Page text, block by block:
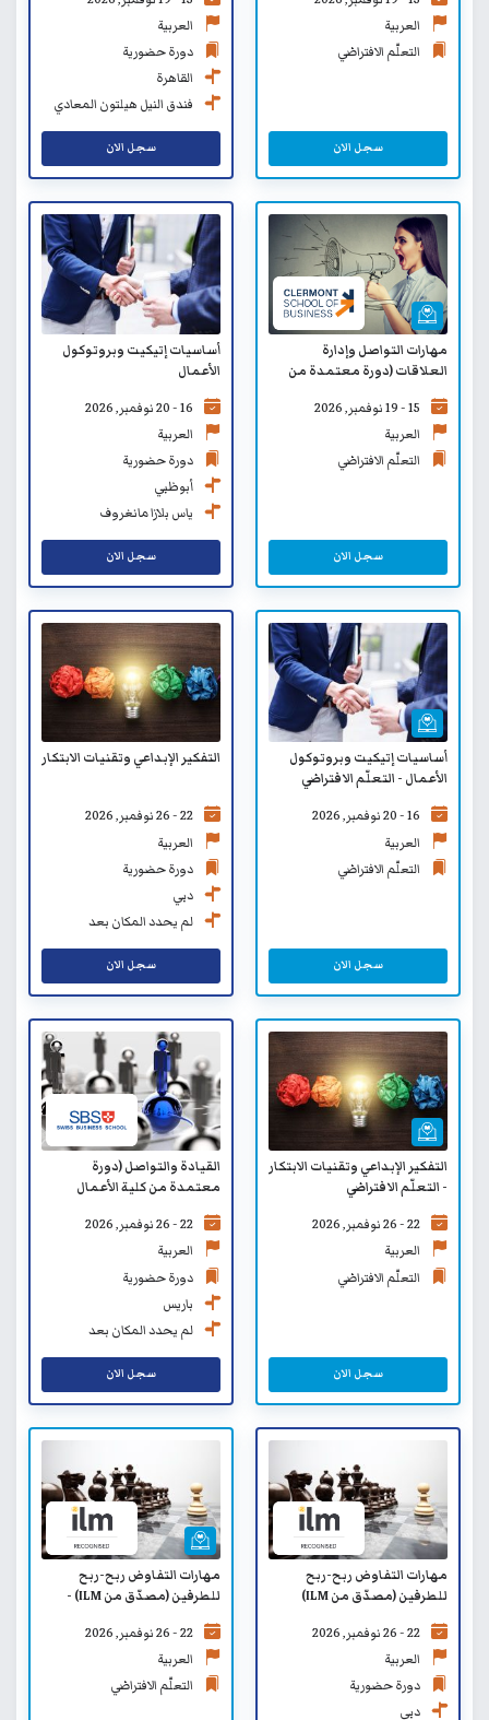
العربية
التعلّم الافتراضي
سجل الان
العربية
دورة حضورية
القاهرة
فندق النيل هيلتون المعادي
سجل الان
مهارات التواصل وإدارة
العلاقات (دورة معتمدة من
SB) - التعلّم الافتراضي
15 - 19 نوفمبر, 2026
العربية
التعلّم الافتراضي
سجل الان
أساسيات إتيكيت وبروتوكول
الأعمال
16 - 20 نوفمبر, 2026
العربية
دورة حضورية
أبوظبي
ياس بلازا مانغروف
سجل الان
أساسيات إتيكيت وبروتوكول
الأعمال - التعلّم الافتراضي
16 - 20 نوفمبر, 2026
العربية
التعلّم الافتراضي
سجل الان
التفكير الإبداعي وتقنيات الابتكار
22 - 26 نوفمبر, 2026
العربية
دورة حضورية
دبي
لم يحدد المكان بعد
سجل الان
التفكير الإبداعي وتقنيات الابتكار
- التعلّم الافتراضي
22 - 26 نوفمبر, 2026
العربية
التعلّم الافتراضي
سجل الان
القيادة والتواصل (دورة
معتمدة من كلية الأعمال
22 - 26 نوفمبر, 2026
العربية
دورة حضورية
باريس
لم يحدد المكان بعد
سجل الان
مهارات التفاوض ربح-ربح
للطرفين (مصدّق من ILM)
22 - 26 نوفمبر, 2026
العربية
دورة حضورية
دبي
مهارات التفاوض ربح-ربح
للطرفين (مصدّق من ILM) -
22 - 26 نوفمبر, 2026
العربية
التعلّم الافتراضي